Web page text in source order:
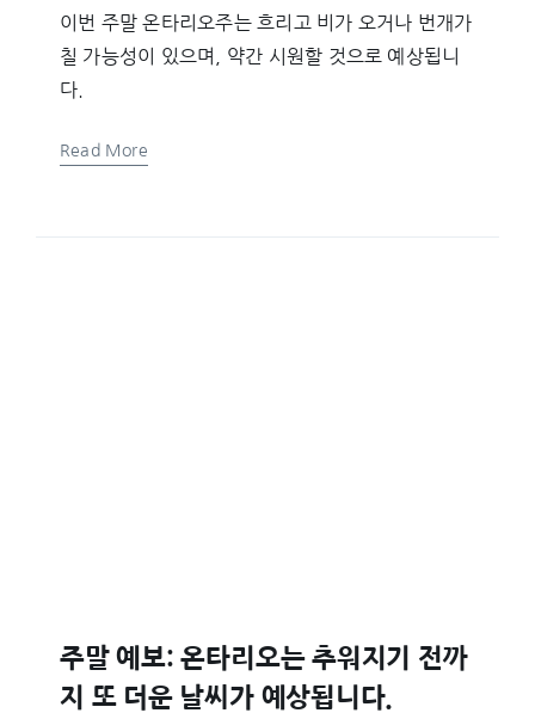
이번 주말 온타리오주는 흐리고 비가 오거나 번개가
칠 가능성이 있으며, 약간 시원할 것으로 예상됩니
다.
Read More
주말 예보: 온타리오는 추워지기 전까
지 또 더운 날씨가 예상됩니다.